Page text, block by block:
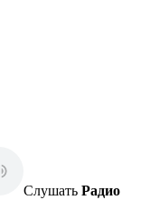
Слушать Радио